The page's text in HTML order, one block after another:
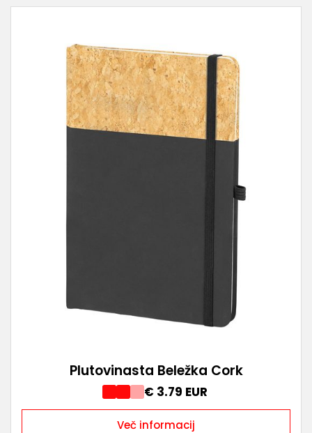
Plutovinasta Beležka Cork
€ 3.79 EUR
Več informacij